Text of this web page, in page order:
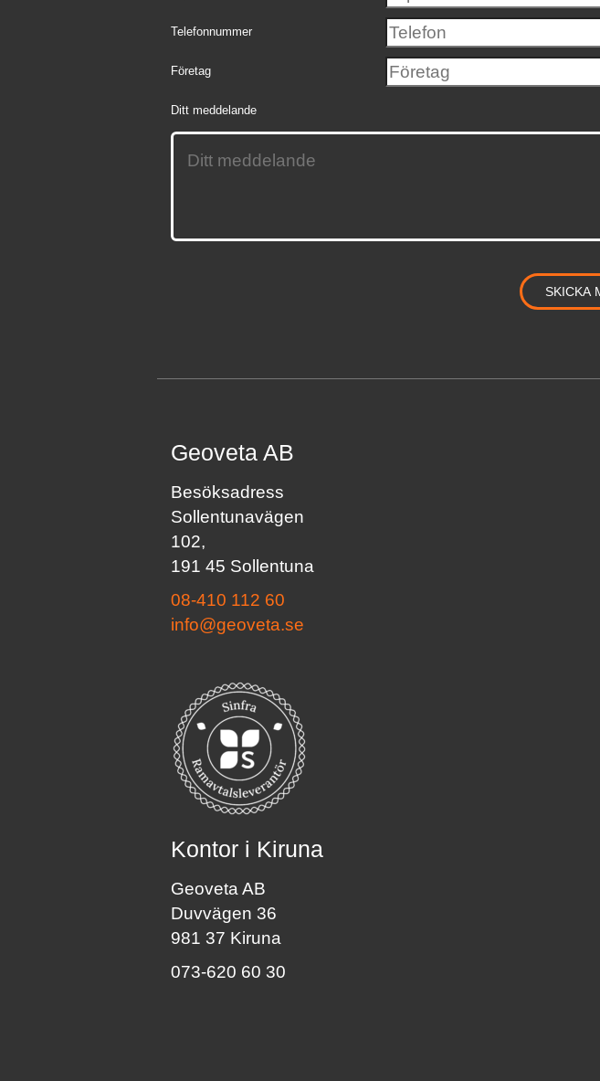
Telefonnummer
Företag
Ditt meddelande
Geoveta AB
Besöksadress
Sollentunavägen
102,
191 45 Sollentuna
08-410 112 60
info@geoveta.se
Kontor i Kiruna
Geoveta AB
Duvvägen 36
981 37 Kiruna
073-620 60 30